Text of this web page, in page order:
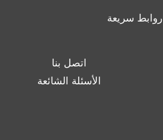
روابط سريعة
اتصل بنا
الأسئلة الشائعة